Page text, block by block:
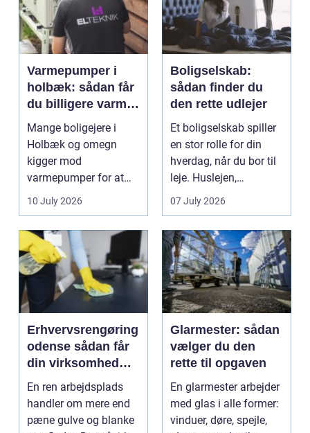
Varmepumper i
holbæk: sådan får
du billigere varme
og bedre
indeklima
Mange boligejere i
Holbæk og omegn
kigger mod
varmepumper for at
sænke
varmeregningen og få
et sunde...
10 July 2026
Boligselskab:
sådan finder du
den rette udlejer
Et boligselskab spiller
en stor rolle for din
hverdag, når du bor til
leje. Huslejen,
vedligeh...
07 July 2026
Erhvervsrengøring
odense sådan får
din virksomhed
mest værdi for
pengene
En ren arbejdsplads
handler om mere end
pæne gulve og blanke
Glarmester: sådan
vælger du den
rette til opgaven
En glarmester arbejder
med glas i alle former:
vinduer, døre, spejle,